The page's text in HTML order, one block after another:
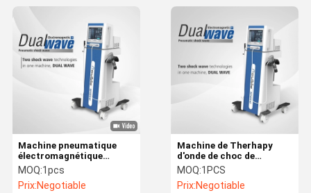
Machine pneumatique
électromagnétique
verticale de thérapie
d'onde de choc d'ESWT
MOQ:1pcs
Prix:Negotiable
Machine de Therhapy
d'onde de choc de
Physcial ED 21HZ d'écran
tactile
MOQ:1PCS
Prix:Negotiable